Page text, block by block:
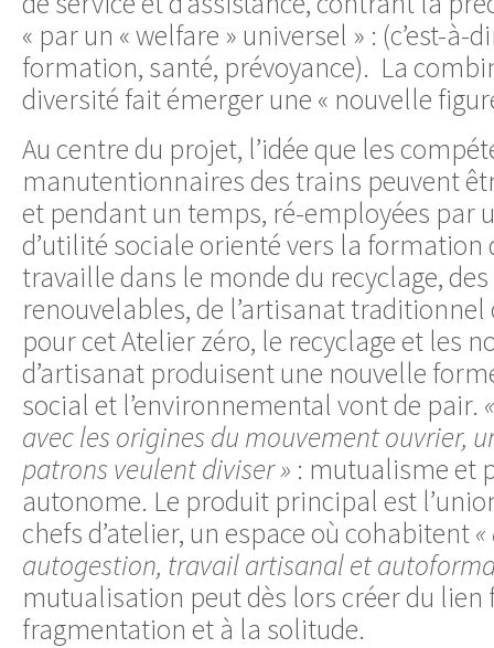
« par un « welfare » universel » : (c’est-à-
formation, santé, prévoyance). La
diversité fait émerger une « nouvelle
Au centre du projet, l’idée que les
manutentionnaires des trains peuvent
et pendant un temps, ré-employées par
d’utilité sociale orienté vers la formation
travaille dans le monde du recyclage,
renouvelables, de l’artisanat traditionnel
pour cet Atelier zéro, le recyclage et les
d’artisanat produisent une nouvelle
social et l’environnemental vont de pair.
avec les origines du mouvement ouvrier,
patrons veulent diviser » : mutualisme et
autonome. Le produit principal est
chefs d’atelier, un espace où cohabitent
autogestion, travail artisanal et
mutualisation peut dès lors créer du lien
fragmentation et à la solitude.